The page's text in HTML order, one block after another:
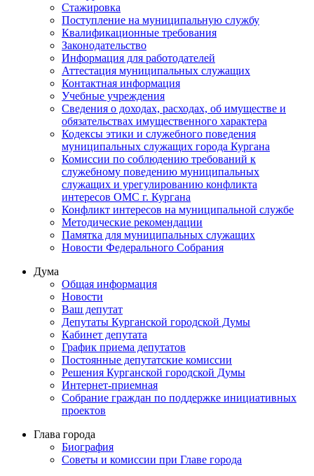
Стажировка
Поступление на муниципальную службу
Квалификационные требования
Законодательство
Информация для работодателей
Аттестация муниципальных служащих
Контактная информация
Учебные учреждения
Сведения о доходах, расходах, об имуществе и
обязательствах имущественного характера
Кодексы этики и служебного поведения
муниципальных служащих города Кургана
Комиссии по соблюдению требований к
служебному поведению муниципальных
служащих и урегулированию конфликта
интересов ОМС г. Кургана
Конфликт интересов на муниципальной службе
Методические рекомендации
Памятка для муниципальных служащих
Новости Федерального Cобрания
Дума
Общая информация
Новости
Ваш депутат
Депутаты Курганской городской Думы
Кабинет депутата
График приема депутатов
Постоянные депутатские комиссии
Решения Курганской городской Думы
Интернет-приемная
Собрание граждан по поддержке инициативных
проектов
Глава города
Биография
Советы и комиссии при Главе города